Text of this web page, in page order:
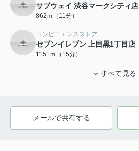
サブウェイ 渋谷マークシティ店
862ｍ（11分）
コンビニエンスストア
セブンイレブン 上目黒1丁目店
1151ｍ（15分）
すべて見る
メールで共有する